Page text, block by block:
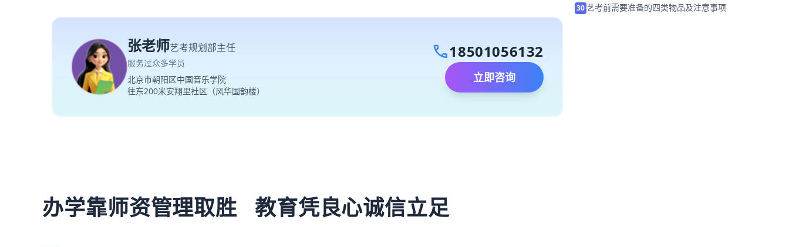
张老师艺考规划部主任
服务过众多学员
北京市朝阳区中国音乐学院
往东200米安翔里社区（风华国韵楼）
call18501056132
立即咨询
30艺考前需要准备的四类物品及注意事项
办学靠师资管理取胜 教育凭良心诚信立足